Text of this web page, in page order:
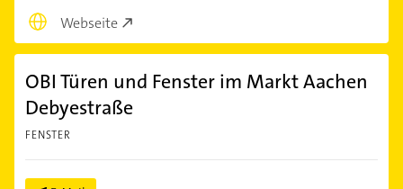
Webseite
OBI Türen und Fenster im Markt Aachen
Debyestraße
FENSTER